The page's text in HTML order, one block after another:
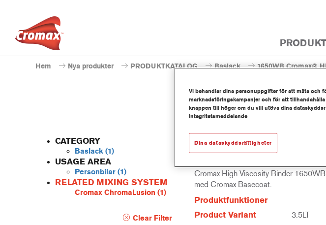
Hem Nya produkter PRODUKTKATALOG Baslack 1650WB Cromax®
CATEGORY
Baslack (1)
USAGE AREA
Personbilar (1)
RELATED MIXING SYSTEM
Cromax ChromaLusion (1)
Clear Filter
Cromax High Viscosity Binder
med Cromax Basecoat.
Produktfunktioner
Product Variant
3.5LT
Vi behandlar dina personuppgifter för att mäta och
marknadsföringskampanjer och för att
knappen till höger om du vill utöva dina
integritetsmeddelande
Dina dataskyddsrättigheter